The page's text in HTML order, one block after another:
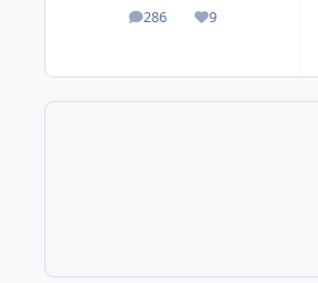
286
posts 9
Reputação